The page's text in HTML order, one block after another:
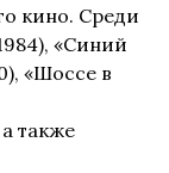
кино. Среди
«Синий
«Шоссе в
также